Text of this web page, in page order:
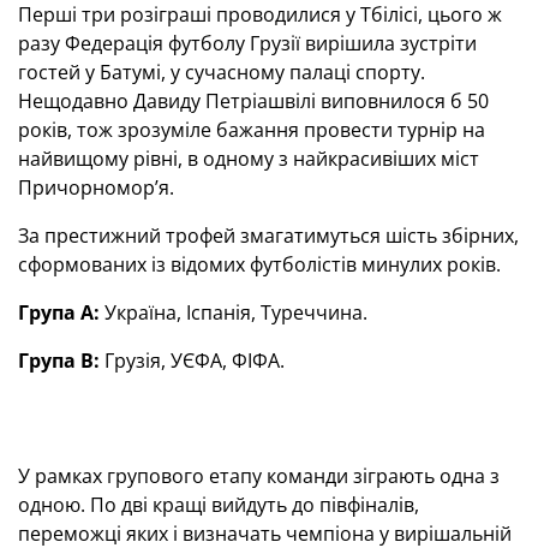
Перші три розіграші проводилися у Тбілісі, цього ж
разу Федерація футболу Грузії вирішила зустріти
гостей у Батумі, у сучасному палаці спорту.
Нещодавно Давиду Петріашвілі виповнилося б 50
років, тож зрозуміле бажання провести турнір на
найвищому рівні, в одному з найкрасивіших міст
Причорномор’я.
За престижний трофей змагатимуться шість збірних,
сформованих із відомих футболістів минулих років.
Група А: Україна, Іспанія, Туреччина.
Група В: Грузія, УЄФА, ФІФА.
У рамках групового етапу команди зіграють одна з
одною. По дві кращі вийдуть до півфіналів,
переможці яких і визначать чемпіона у вирішальній